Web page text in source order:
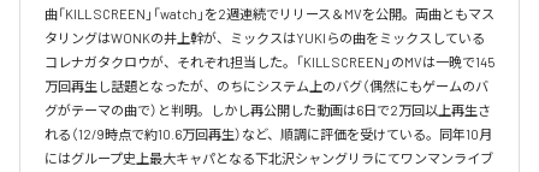
曲「KILL SCREEN」「watch」を2週連続でリリース＆MVを公開。両曲ともマス
タリングはWONKの井上幹が、ミックスはYUKIらの曲をミックスしている
コレナガタクロウが、それぞれ担当した。「KILL SCREEN」のMVは一晩で145
万回再生し話題となったが、のちにシステム上のバグ（偶然にもゲームのバ
グがテーマの曲で）と判明。しかし再公開した動画は6日で2万回以上再生さ
れる（12/9時点で約10.6万回再生）など、順調に評価を受けている。同年10月
にはグループ史上最大キャパとなる下北沢シャングリラにてワンマンライブ